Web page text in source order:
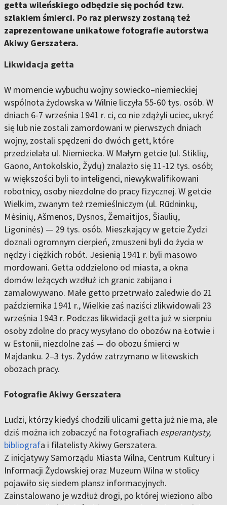
getta wileńskiego odbędzie się pochód tzw.
szlakiem śmierci. Po raz pierwszy zostaną też
zaprezentowane unikatowe fotografie autorstwa
Akiwy Gerszatera.
Likwidacja getta
W momencie wybuchu wojny sowiecko–niemieckiej
wspólnota żydowska w Wilnie liczyła 55-60 tys. osób. W
dniach 6-7 września 1941 r. ci, co nie zdążyli uciec, ukryć
się lub nie zostali zamordowani w pierwszych dniach
wojny, zostali spędzeni do dwóch gett, które
przedzielała ul. Niemiecka. W Małym getcie (ul. Stiklių,
Gaono, Antokolskio, Žydų) znalazło się 11-12 tys. osób;
w większości byli to inteligenci, niewykwalifikowani
robotnicy, osoby niezdolne do pracy fizycznej. W getcie
Wielkim, zwanym też rzemieślniczym (ul. Rūdninkų,
Mėsinių, Ašmenos, Dysnos, Žemaitijos, Šiaulių,
Ligoninės) — 29 tys. osób. Mieszkający w getcie Żydzi
doznali ogromnym cierpień, zmuszeni byli do życia w
nędzy i ciężkich robót. Jesienią 1941 r. byli masowo
mordowani. Getta oddzielono od miasta, a okna
domów leżących wzdłuż ich granic zabijano i
zamalowywano. Małe getto przetrwało zaledwie do 21
października 1941 r., Wielkie zaś naziści zlikwidowali 23
września 1943 r. Podczas likwidacji getta już w sierpniu
osoby zdolne do pracy wysyłano do obozów na Łotwie i
w Estonii, niezdolne zaś — do obozu śmierci w
Majdanku. 2–3 tys. Żydów zatrzymano w litewskich
obozach pracy.
Fotografie Akiwy Gerszatera
Ludzi, którzy kiedyś chodzili ulicami getta już nie ma, ale
dziś można ich zobaczyć na fotografiach esperantysty,
bibliografa i filatelisty Akiwy Gerszatera.
Z inicjatywy Samorządu Miasta Wilna, Centrum Kultury i
Informacji Żydowskiej oraz Muzeum Wilna w stolicy
pojawiło się siedem plansz informacyjnych.
Zainstalowano je wzdłuż drogi, po której wieziono albo